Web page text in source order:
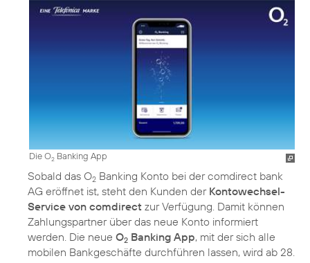
Die O2 Banking App
Sobald das O2 Banking Konto bei der comdirect bank
AG eröffnet ist, steht den Kunden der Kontowechsel-
Service von comdirect zur Verfügung. Damit können
Zahlungspartner über das neue Konto informiert
werden. Die neue O2 Banking App, mit der sich alle
mobilen Bankgeschäfte durchführen lassen, wird ab 28.